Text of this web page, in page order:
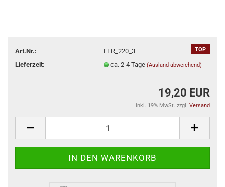
TOP
Art.Nr.:
FLR_220_3
Lieferzeit:
ca. 2-4 Tage (Ausland abweichend)
19,20 EUR
inkl. 19% MwSt. zzgl. Versand